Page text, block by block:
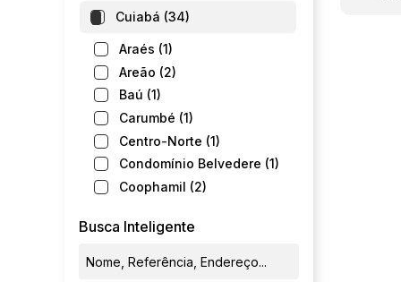
Cuiabá (34)
Araés (1)
Areão (2)
Baú (1)
Carumbé (1)
Centro-Norte (1)
Condomínio Belvedere (1)
Coophamil (2)
Dom Aquino (1)
Jardim Aclimação (1)
Busca Inteligente